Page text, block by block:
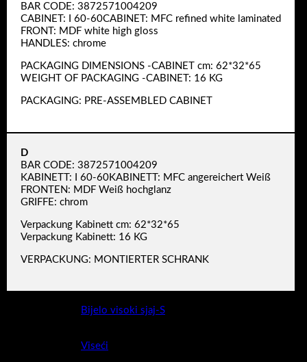
BAR CODE: 3872571004209
CABINET: I 60-60CABINET: MFC refined white laminated
FRONT: MDF white high gloss
HANDLES: chrome
PACKAGING DIMENSIONS -CABINET cm: 62*32*65
WEIGHT OF PACKAGING -CABINET: 16 KG
PACKAGING: PRE-ASSEMBLED CABINET
D
BAR CODE: 3872571004209
KABINETT: I 60-60KABINETT: MFC angereichert Weiß
FRONTEN: MDF Weiß hochglanz
GRIFFE: chrom
Verpackung Kabinett cm: 62*32*65
Verpackung Kabinett: 16 KG
VERPACKUNG: MONTIERTER SCHRANK
Bijelo visoki sjaj-S
Viseći